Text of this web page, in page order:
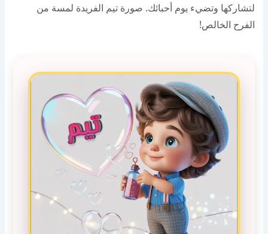
لتشاركها وتضيء يوم أحبائك. صورة تيم الفريدة لمسة من
الفرح الخالص!